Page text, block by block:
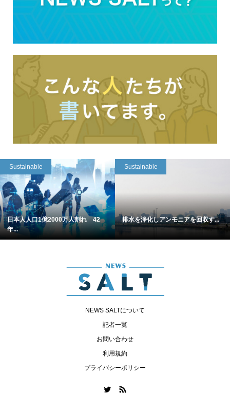
Sustainable
日本人人口1億2000万人割れ 42
年...
Sustainable
排水を浄化しアンモニアを回収す...
NEWS SALTについて
記者一覧
お問い合わせ
利用規約
プライバシーポリシー